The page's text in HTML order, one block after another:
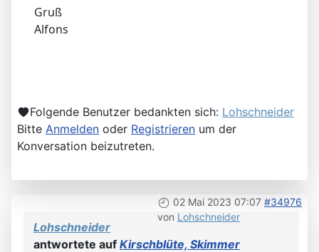
Gruß
Alfons
Folgende Benutzer bedankten sich: Lohschneider
Bitte Anmelden oder Registrieren um der
Konversation beizutreten.
02 Mai 2023 07:07 #34976
von Lohschneider
Lohschneider
antwortete auf Kirschblüte, Skimmer